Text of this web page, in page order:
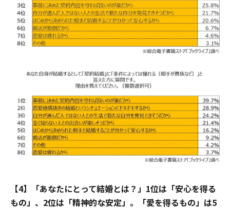
【4】「あなたにとって結婚とは？」1位は「安心を得る
もの」、2位は「精神的な安定」。「愛を得るもの」は5